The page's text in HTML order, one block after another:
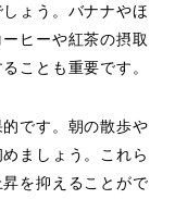
ょう。バナナやほ
ヒーや紅茶の摂取
ことも重要です。
です。朝の散歩や
ましょう。これら
を抑えることがで